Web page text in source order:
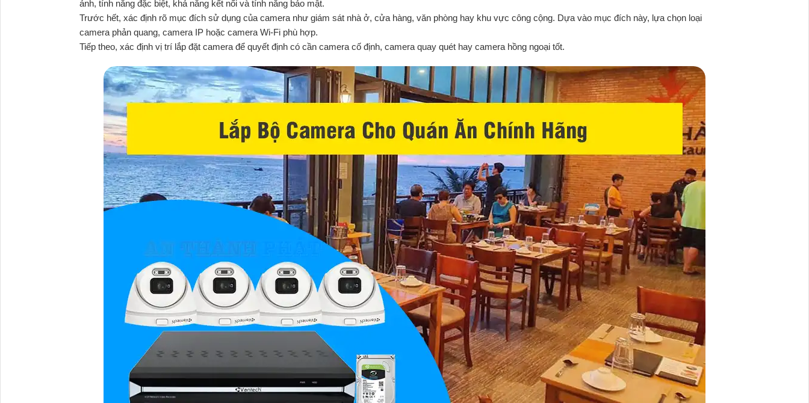
ảnh, tính năng đặc biệt, khả năng kết nối và tính năng bảo mật.
Trước hết, xác định rõ mục đích sử dụng của camera như giám sát nhà ở, cửa hàng, văn phòng hay khu vực công cộng. Dựa vào mục đích này, lựa chọn loại
camera phản quang, camera IP hoặc camera Wi-Fi phù hợp.
Tiếp theo, xác định vị trí lắp đặt camera để quyết định có cần camera cố định, camera quay quét hay camera hồng ngoại tốt.